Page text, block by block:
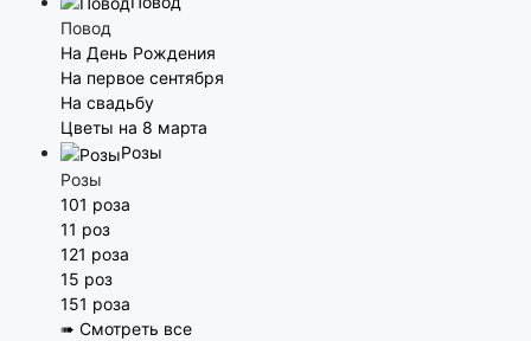
Повод
На День Рождения
На первое сентября
На свадьбу
Цветы на 8 марта
Розы
Розы
101 роза
11 роз
121 роза
15 роз
151 роза
➠ Смотреть все